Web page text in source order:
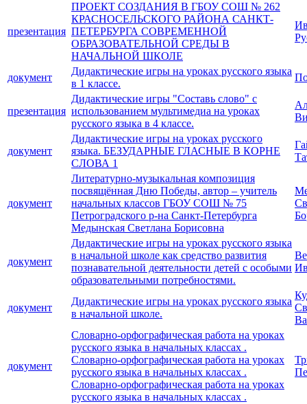
презентация
ПРОЕКТ СОЗДАНИЯ В ГБОУ СОШ № 262
КРАСНОСЕЛЬСКОГО РАЙОНА САНКТ-
ПЕТЕРБУРГА СОВРЕМЕННОЙ
ОБРАЗОВАТЕЛЬНОЙ СРЕДЫ В
НАЧАЛЬНОЙ ШКОЛЕ
документ
Дидактические игры на уроках русского языка
в 1 классе.
презентация
Дидактические игры "Составь слово" с
использованием мультимедиа на уроках
русского языка в 4 классе.
документ
Дидактические игры на уроках русского
языка. БЕЗУДАРНЫЕ ГЛАСНЫЕ В КОРНЕ
СЛОВА 1
документ
Литературно-музыкальная композиция
посвящённая Дню Победы, автор – учитель
начальных классов ГБОУ СОШ № 75
Петроградского р-на Санкт-Петербурга
Медынская Светлана Борисовна
документ
Дидактические игры на уроках русского языка
в начальной школе как средство развития
познавательной деятельности детей с особыми
образовательными потребностями.
документ
Дидактические игры на уроках русского языка
в начальной школе.
документ
Словарно-орфографическая работа на уроках
русского языка в начальных классах .
Словарно-орфографическая работа на уроках
русского языка в начальных классах .
Словарно-орфографическая работа на уроках
русского языка в начальных классах .